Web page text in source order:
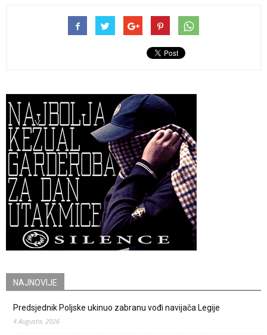
NAJNOVIJE
Predsjednik Poljske ukinuo zabranu vođi navijača Legije
4 Augusta, 2026